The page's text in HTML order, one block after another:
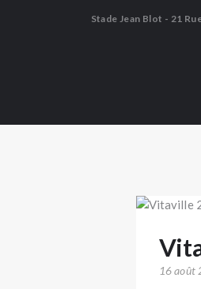
Stade Jean Blot - 21
16 août